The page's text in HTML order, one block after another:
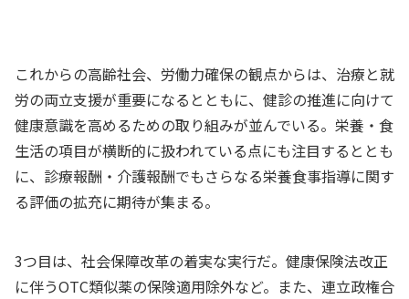
これからの高齢社会、労働力確保の観点からは、治療と就
労の両立支援が重要になるとともに、健診の推進に向けて
健康意識を高めるための取り組みが並んでいる。栄養・食
生活の項目が横断的に扱われている点にも注目するととも
に、診療報酬・介護報酬でもさらなる栄養食事指導に関す
る評価の拡充に期待が集まる。
3つ目は、社会保障改革の着実な実行だ。健康保険法改正
に伴うOTC類似薬の保険適用除外など。また、連立政権合